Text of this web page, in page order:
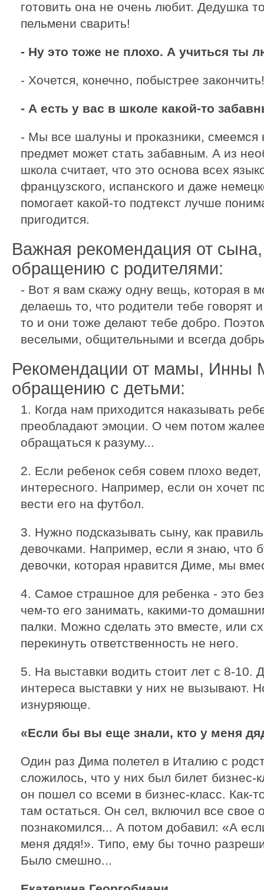
готовить она не очень любит. Дедушка
пельмени сварить!
- Ну это тоже не плохо. А учиться ты
- Хочется, конечно, побыстрее закончить!
- А есть у вас в школе какой-то
- Мы все шалуны и проказники, смеемся
предмет может стать забавным. А из
школа считает, что это основа всех
французского, испанского и даже
помогает какой-то подтекст лучше
пригодится.
Важная рекомендация от
обращению с родителями:
- Вот я вам скажу одну вещь, которая в
делаешь то, что родители тебе говорят
то и они тоже делают тебе добро.
веселыми, общительными и всегда
Рекомендации от мамы, Инны
обращению с детьми:
1. Когда нам приходится наказывать
преобладают эмоции. О чем потом
обращаться к разуму...
2. Если ребенок себя совем плохо
интересного. Например, если он хочет
вести его на футбол.
3. Нужно подсказывать сыну, как
девочками. Например, если я знаю, что
девочки, которая нравится Диме, мы
4. Самое страшное для ребенка - это
чем-то его занимать, какими-то
палки. Можно сделать это вместе, или
перекинуть ответственность не него.
5. На выставки водить стоит лет с 8-10.
интереса выставки у них не вызывают.
изнуряюще.
«Если бы вы еще знали, кто у меня
Один раз Дима полетел в Италию с
сложилось, что у них был билет бизнес-
он пошел со всеми в бизнес-класс. Как-
там остаться. Он сел, включил все свое
познакомился... А потом добавил: «А
меня дядя!». Типо, ему бы точно
Было смешно...